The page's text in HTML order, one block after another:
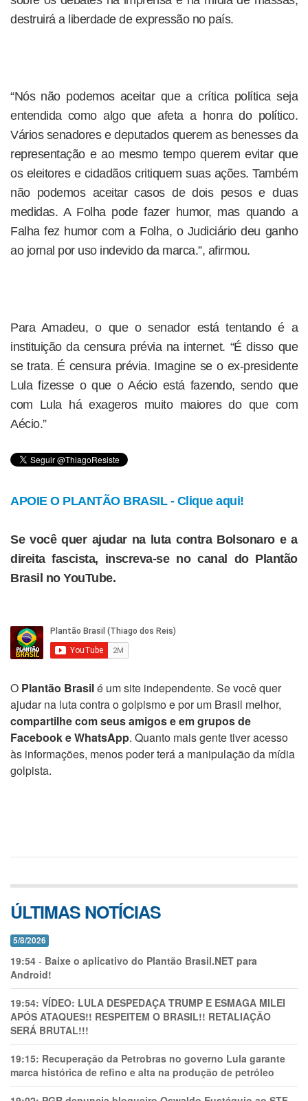
destruirá a liberdade de expressão no país.
“Nós não podemos aceitar que a crítica política seja
entendida como algo que afeta a honra do político.
Vários senadores e deputados querem as benesses da
representação e ao mesmo tempo querem evitar que
os eleitores e cidadãos critiquem suas ações. Também
não podemos aceitar casos de dois pesos e duas
medidas. A Folha pode fazer humor, mas quando a
Falha fez humor com a Folha, o Judiciário deu ganho
ao jornal por uso indevido da marca.”, afirmou.
Para Amadeu, o que o senador está tentando é a
instituição da censura prévia na internet. “É disso que
se trata. É censura prévia. Imagine se o ex-presidente
Lula fizesse o que o Aécio está fazendo, sendo que
com Lula há exageros muito maiores do que com
Aécio.”
APOIE O PLANTÃO BRASIL - Clique aqui!
Se você quer ajudar na luta contra Bolsonaro e a
direita fascista, inscreva-se no canal do Plantão
Brasil no YouTube.
O Plantão Brasilé um site independente. Se você quer
ajudar na luta contra o golpismo e por um Brasil melhor,
compartilhe com seus amigos e em grupos de
Facebook e WhatsApp. Quanto mais gente tiver acesso
às informações, menos poder terá a manipulação da mídia
golpista.
ÚLTIMAS NOTÍCIAS
5/8/2026
19:54 - Baixe o aplicativo do Plantão Brasil.NET para
Android!
19:54: VÍDEO: LULA DESPEDAÇA TRUMP E ESMAGA MILEI
APÓS ATAQUES!! RESPEITEM O BRASIL!! RETALIAÇÃO
SERÁ BRUTAL!!!
19:15: Recuperação da Petrobras no governo Lula garante
marca histórica de refino e alta na produção de petróleo